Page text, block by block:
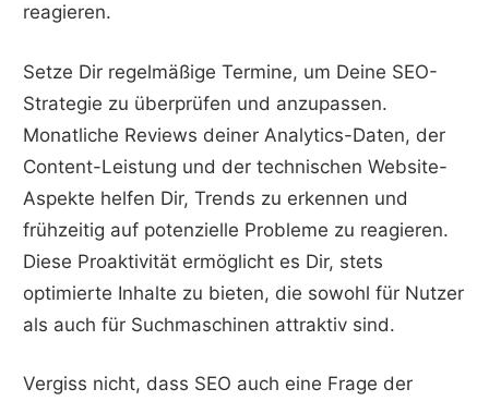
reagieren.
Setze Dir regelmäßige Termine, um Deine SEO-
Strategie zu überprüfen und anzupassen.
Monatliche Reviews deiner Analytics-Daten, der
Content-Leistung und der technischen Website-
Aspekte helfen Dir, Trends zu erkennen und
frühzeitig auf potenzielle Probleme zu reagieren.
Diese Proaktivität ermöglicht es Dir, stets
optimierte Inhalte zu bieten, die sowohl für Nutzer
als auch für Suchmaschinen attraktiv sind.
Vergiss nicht, dass SEO auch eine Frage der